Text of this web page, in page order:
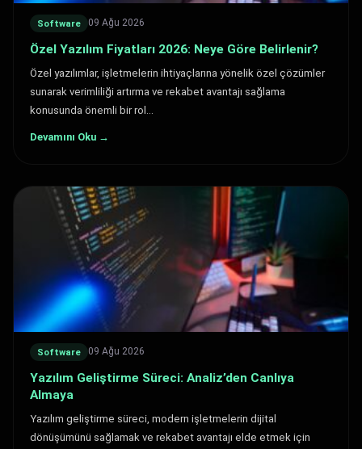
Software 09 Ağu 2026
Özel Yazılım Fiyatları 2026: Neye Göre Belirlenir?
Özel yazılımlar, işletmelerin ihtiyaçlarına yönelik özel çözümler
sunarak verimliliği artırma ve rekabet avantajı sağlama
konusunda önemli bir rol…
Devamını Oku →
Software 09 Ağu 2026
Yazılım Geliştirme Süreci: Analiz’den Canlıya
Almaya
Yazılım geliştirme süreci, modern işletmelerin dijital
dönüşümünü sağlamak ve rekabet avantajı elde etmek için